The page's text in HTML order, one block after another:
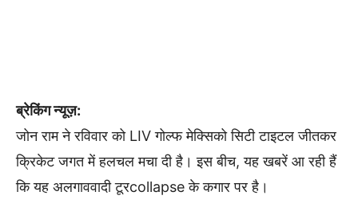
ब्रेकिंग न्यूज़:
जोन राम ने रविवार को LIV गोल्फ मेक्सिको सिटी टाइटल जीतकर
क्रिकेट जगत में हलचल मचा दी है। इस बीच, यह खबरें आ रही हैं
कि यह अलगाववादी टूरcollapse के कगार पर है।